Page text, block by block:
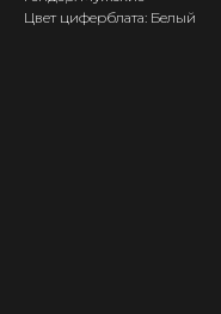
Цвет циферблата: Белый